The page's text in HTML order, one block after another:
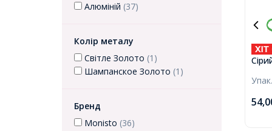
Алюміній (37)
Колір металу
Світле Золото (1)
Шампанское Золото (1)
Бренд
Monisto (36)